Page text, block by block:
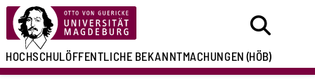
HOCHSCHULÖFFENTLICHEBEKANNTMACHUNGEN(HÖB)